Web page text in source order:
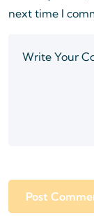
next time I